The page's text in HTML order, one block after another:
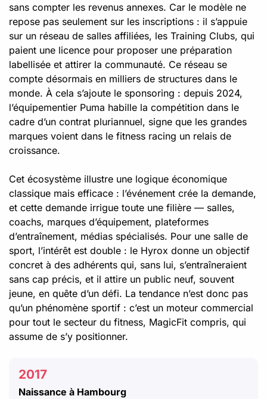
sans compter les revenus annexes. Car le modèle ne
repose pas seulement sur les inscriptions : il s’appuie
sur un réseau de salles affiliées, les Training Clubs, qui
paient une licence pour proposer une préparation
labellisée et attirer la communauté. Ce réseau se
compte désormais en milliers de structures dans le
monde. À cela s’ajoute le sponsoring : depuis 2024,
l’équipementier Puma habille la compétition dans le
cadre d’un contrat pluriannuel, signe que les grandes
marques voient dans le fitness racing un relais de
croissance.
Cet écosystème illustre une logique économique
classique mais efficace : l’événement crée la demande,
et cette demande irrigue toute une filière — salles,
coachs, marques d’équipement, plateformes
d’entraînement, médias spécialisés. Pour une salle de
sport, l’intérêt est double : le Hyrox donne un objectif
concret à des adhérents qui, sans lui, s’entraîneraient
sans cap précis, et il attire un public neuf, souvent
jeune, en quête d’un défi. La tendance n’est donc pas
qu’un phénomène sportif : c’est un moteur commercial
pour tout le secteur du fitness, MagicFit compris, qui
assume de s’y positionner.
2017
Naissance à Hambourg